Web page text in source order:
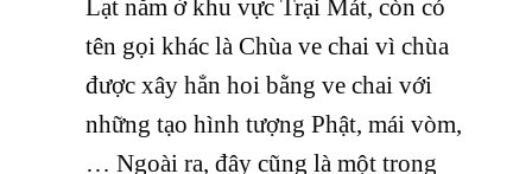
Lạt nằm ở khu vực Trại Mát, còn có
tên gọi khác là Chùa ve chai vì chùa
được xây hẳn hoi bằng ve chai với
những tạo hình tượng Phật, mái vòm,
… Ngoài ra, đây cũng là một trong